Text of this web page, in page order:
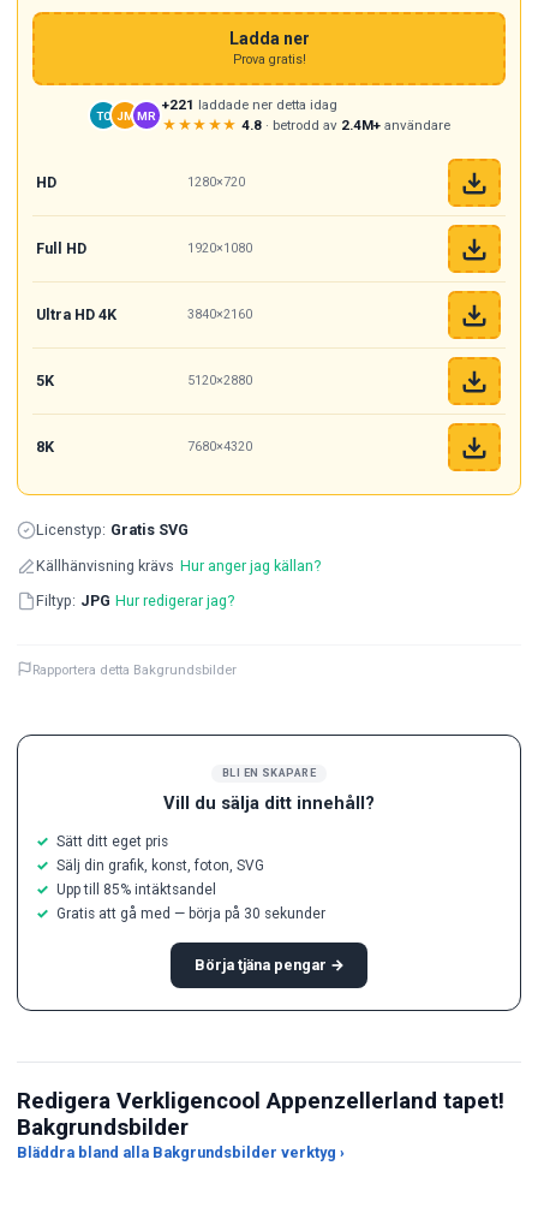
BLI EN SKAPARE
Vill du sälja ditt innehåll?
Sätt ditt eget pris
Sälj din grafik, konst, foton, SVG
Upp till 85% intäktsandel
Gratis att gå med — börja på 30 sekunder
Börja tjäna pengar →
Ladda ner
Prova gratis!
TC JM MR
+221 laddade ner detta idag
★★★★★ 4.8· betrodd av 2.4M+användare
HD 1280×720
Full HD 1920×1080
Ultra HD 4K 3840×2160
5K 5120×2880
8K 7680×4320
Licenstyp: Gratis SVG
Källhänvisning krävs Hur anger jag källan?
Filtyp: JPG Hur redigerar jag?
Rapportera detta Bakgrundsbilder
Redigera Verkligencool Appenzellerland tapet!
Bakgrundsbilder
Bläddra bland alla Bakgrundsbilder verktyg ›
AI Wallpaper Generator JPG till PNG-omvandlare